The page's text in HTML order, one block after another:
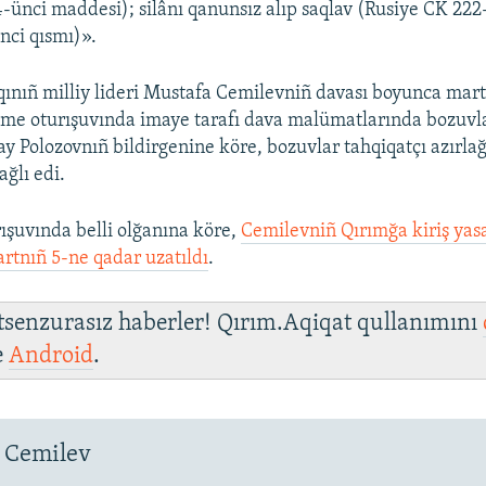
ünci maddesi); silânı qanunsız alıp saqlav (Rusiye CK
qısmı)».
milliy lideri Mustafa Cemilevniñ davası boyunca
oturışuvında imaye tarafı dava malümatlarında
Polozovnıñ bildirgenine köre, bozuvlar tahqiqatçı
edi.
belli olğanına köre, Cemilevniñ Qırımğa kiriş
5-ne qadar uzatıldı.​
haberler! Qırım.Aqiqat qullanımını
Android.